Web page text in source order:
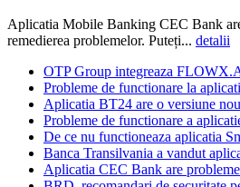
Aplicatia Mobile Banking CEC Bank
remedierea problemelor. Puteți... detalii
OTP Group integreaza
Probleme de functionare la
Aplicatia BT24 are o versiune
Probleme de functionare a
De ce nu functioneaza aplicatia
Banca Transilvania a vandut
Aplicatia CEC Bank are